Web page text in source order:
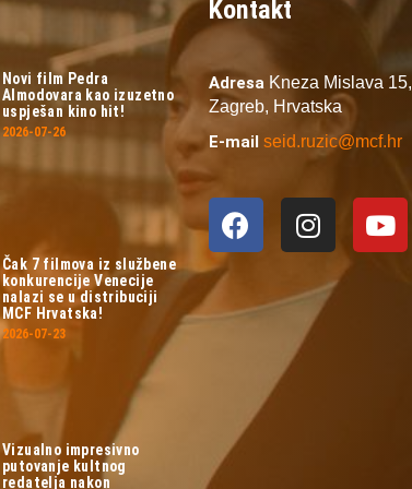
Novi film Pedra
Almodovara kao izuzetno
uspješan kino hit!
2026-07-26
Čak 7 filmova iz službene
konkurencije Venecije
nalazi se u distribuciji
MCF Hrvatska!
2026-07-23
Vizualno impresivno
putovanje kultnog
redatelja nakon
Kontakt
Adresa Kneza Mislava 15,
Zagreb, Hrvatska
E-mail seid.ruzic@mcf.hr